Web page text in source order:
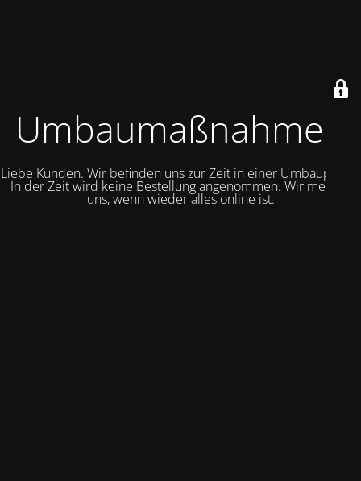
Umbaumaßnahmen
Liebe Kunden. Wir befinden uns zur Zeit in einer Umbauphase.
In der Zeit wird keine Bestellung angenommen. Wir melden
uns, wenn wieder alles online ist.